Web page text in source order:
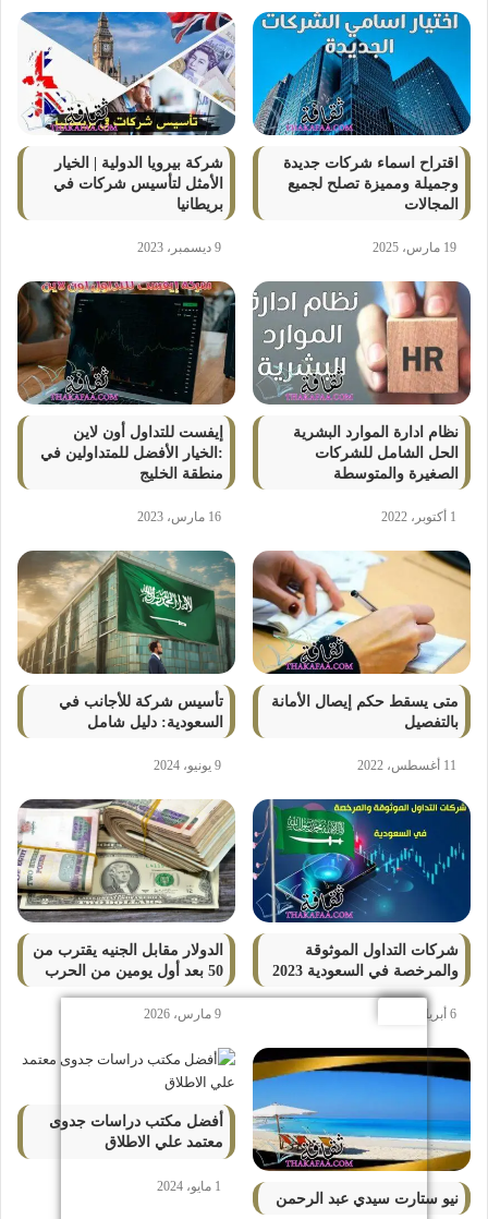
اقتراح اسماء شركات جديدة
وجميلة ومميزة تصلح لجميع
المجالات
19 مارس، 2025
شركة بيرويا الدولية | الخيار
الأمثل لتأسيس شركات في
بريطانيا
9 ديسمبر، 2023
نظام ادارة الموارد البشرية
الحل الشامل للشركات
الصغيرة والمتوسطة
1 أكتوبر، 2022
إيفست للتداول أون لاين
:الخيار الأفضل للمتداولين في
منطقة الخليج
16 مارس، 2023
متى يسقط حكم إيصال الأمانة
بالتفصيل
11 أغسطس، 2022
تأسيس شركة للأجانب في
السعودية: دليل شامل
9 يونيو، 2024
شركات التداول الموثوقة
والمرخصة في السعودية 2023
6 أبريل، 2023
الدولار مقابل الجنيه يقترب من
50 بعد أول يومين من الحرب
9 مارس، 2026
نيو ستارت سيدي عبد الرحمن
أفضل مكتب دراسات جدوى
معتمد علي الاطلاق
1 مايو، 2024